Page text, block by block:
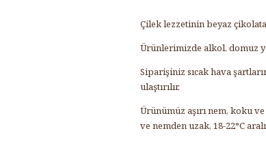
Çilek lezzetinin beyaz
Ürünlerimizde alkol, domuz
Siparişiniz sıcak hava
ulaştırılır.
Ürünümüz aşırı nem, koku
ve nemden uzak, 18-22°C